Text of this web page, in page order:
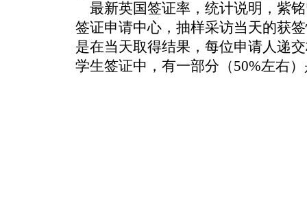
最新英国签证率，统计说明，紫
签证申请中心，抽样采访当天的获
是在当天取得结果，每位申请人递
学生签证中，有一部分（50%左右